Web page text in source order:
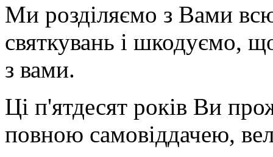
Ми розділяємо з Вами
святкувань і шкодуємо,
з вами.
Ці п'ятдесят років Ви
повною самовіддачею,